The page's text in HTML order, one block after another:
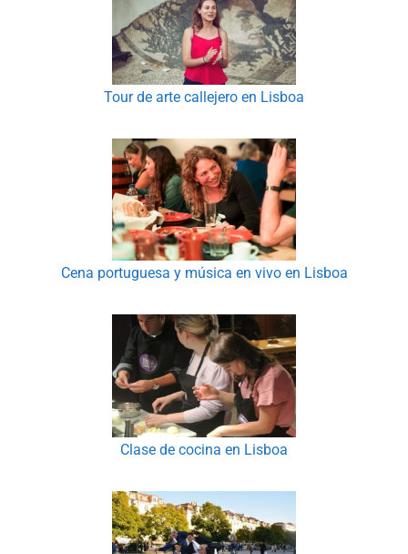
Tour de arte callejero en Lisboa
Cena portuguesa y música en vivo en Lisboa
Clase de cocina en Lisboa